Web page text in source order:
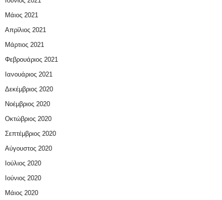
Μάιος 2021
Απρίλιος 2021
Μάρτιος 2021
Φεβρουάριος 2021
Ιανουάριος 2021
Δεκέμβριος 2020
Νοέμβριος 2020
Οκτώβριος 2020
Σεπτέμβριος 2020
Αύγουστος 2020
Ιούλιος 2020
Ιούνιος 2020
Μάιος 2020